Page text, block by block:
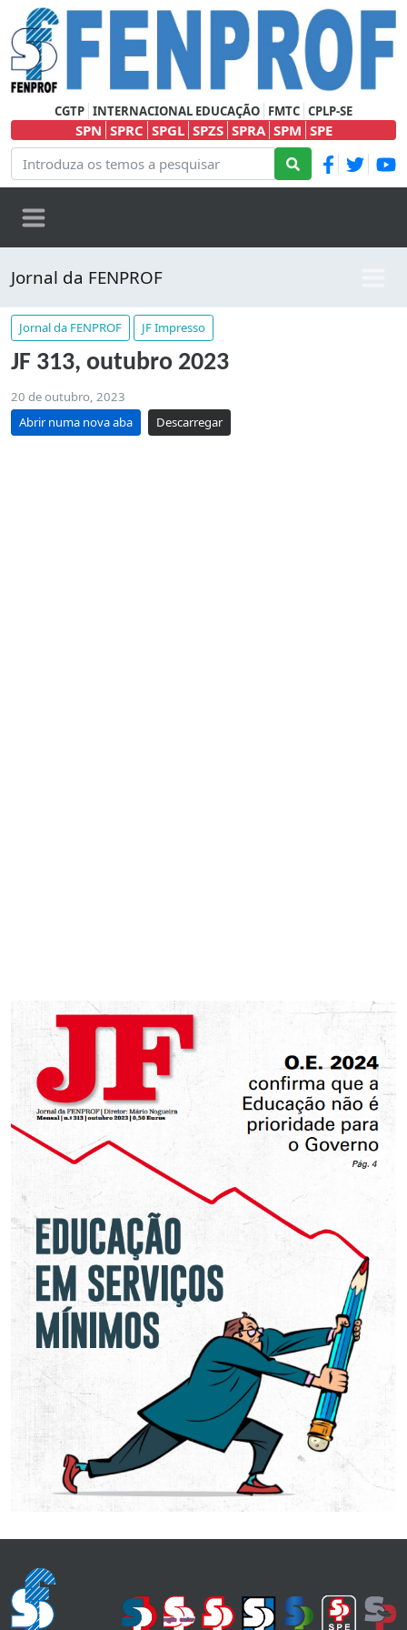
CGTP INTERNACIONAL EDUCAÇÃO FMTC CPLP-SE
SPN SPRC SPGL SPZS SPRA SPM SPE
Jornal da FENPROF
Jornal da FENPROF JF Impresso
JF 313, outubro 2023
20 de outubro, 2023
Abrir numa nova aba
Descarregar